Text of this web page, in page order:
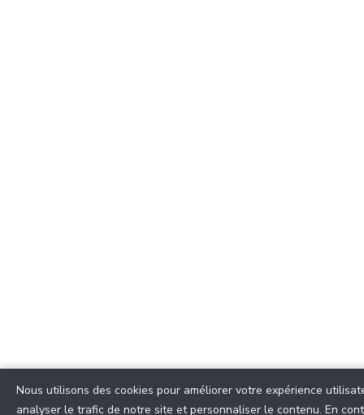
Nous utilisons des cookies pour améliorer votre expérience
analyser le trafic de notre site et personnaliser le contenu. En